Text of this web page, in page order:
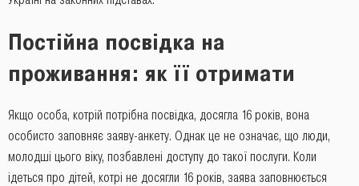
Постійна посвідка на
проживання: як її отримати
Якщо особа, котрій потрібна посвідка, досягла 16 років, вона
особисто заповняє заяву-анкету. Однак це не означає, що люди,
молодші цього віку, позбавлені доступу до такої послуги. Коли
ідеться про дітей, котрі не досягли 16 років, заява заповнюється